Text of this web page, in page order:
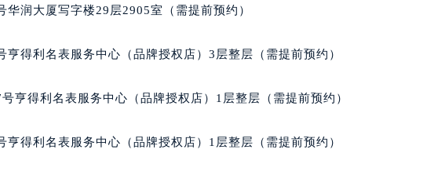
山市铁东区站前街欧米茄售后服务中心（需提前预约）
阳市双塔区新华路欧米茄售后服务中心（需提前预约）
顺市新抚区东一路欧米茄售后服务中心（需提前预约）
华润大厦写字楼29层2905室（需提前预约）
亨得利名表服务中心（品牌授权店）3层整层（需提前预约）
亨得利名表服务中心（品牌授权店）1层整层（需提前预约）
亨得利名表服务中心（品牌授权店）1层整层（需提前预约）